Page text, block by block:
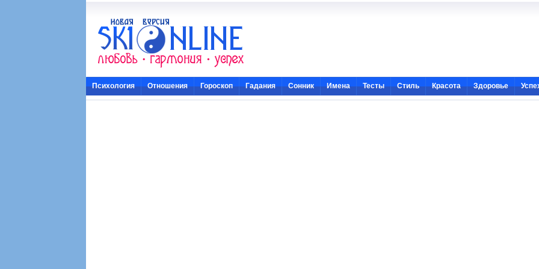
Психология Отношения Гороскоп Гадания Сонник Имена Тесты Стиль Красота Здоровье